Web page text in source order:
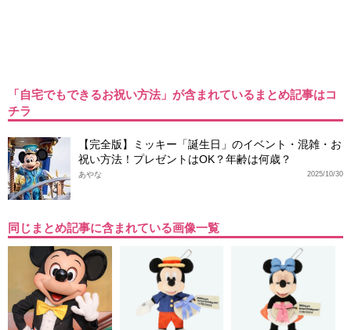
「自宅でもできるお祝い方法」が含まれているまとめ記事はコ
チラ
【完全版】ミッキー「誕生日」のイベント・混雑・お
祝い方法！プレゼントはOK？年齢は何歳？
2025/10/30
あやな
同じまとめ記事に含まれている画像一覧